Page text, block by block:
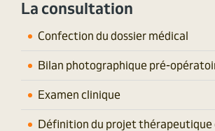
La consultation
Confection du dossier médical
Bilan photographique pré-
Examen clinique
Définition du projet thérapeutique